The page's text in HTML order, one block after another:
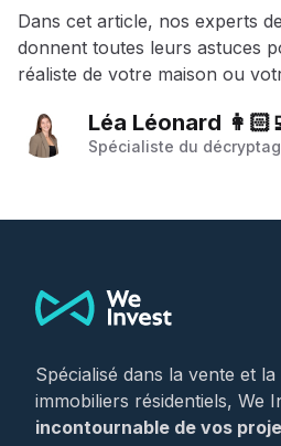
Dans cet article, nos experts
donnent toutes leurs astuces
réaliste de votre maison ou
Léa Léonard
Spécialiste du
Spécialisé dans la vente et
immobiliers résidentiels, We
incontournable de vos